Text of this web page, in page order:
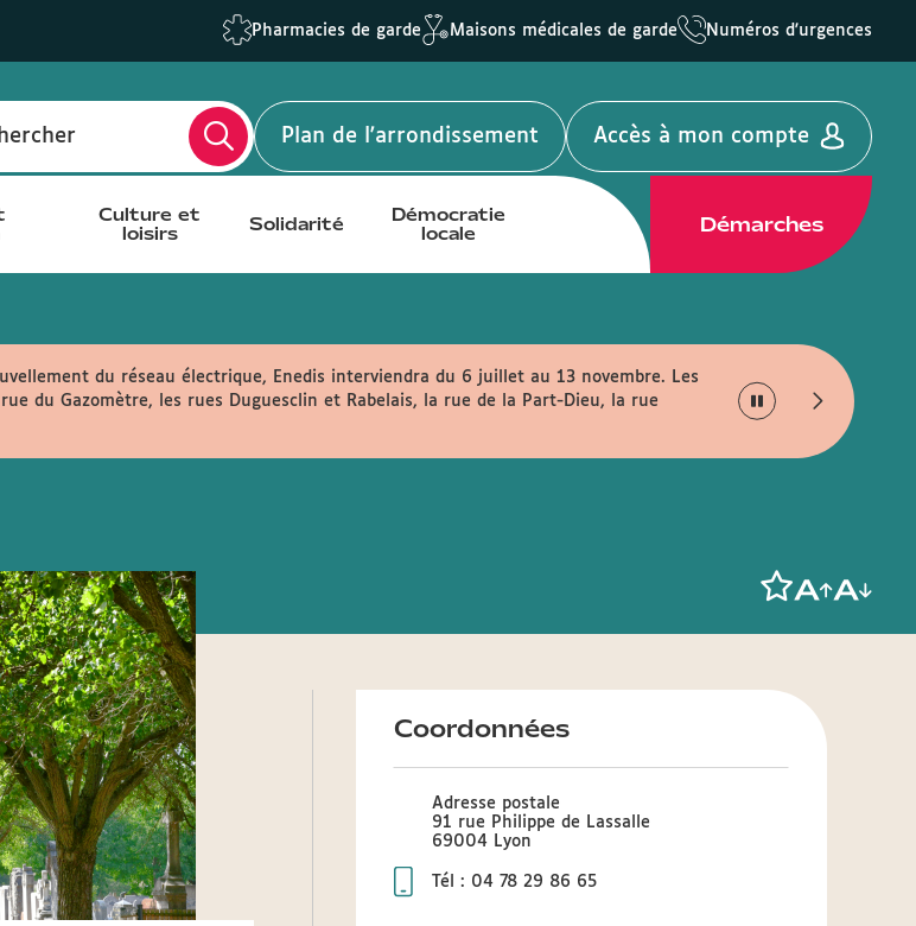
Pharmacies de garde Maisons médicales de garde Numéros d'urgences
Plan de l'arrondissement Accès à mon compte
Culture et
loisirs
Solidarité
Démocratie
locale
Démarches
du réseau électrique, Enedis interviendra du 6 juillet au 13 novembre. Les
du Gazomètre, les rues Duguesclin et Rabelais, la rue de la Part-Dieu, la rue
Votre mairie passe à
lundi au vendredi
Coordonnées
Adresse postale
91 rue Philippe de Lassalle
69004 Lyon
Tél : 04 78 29 86 65